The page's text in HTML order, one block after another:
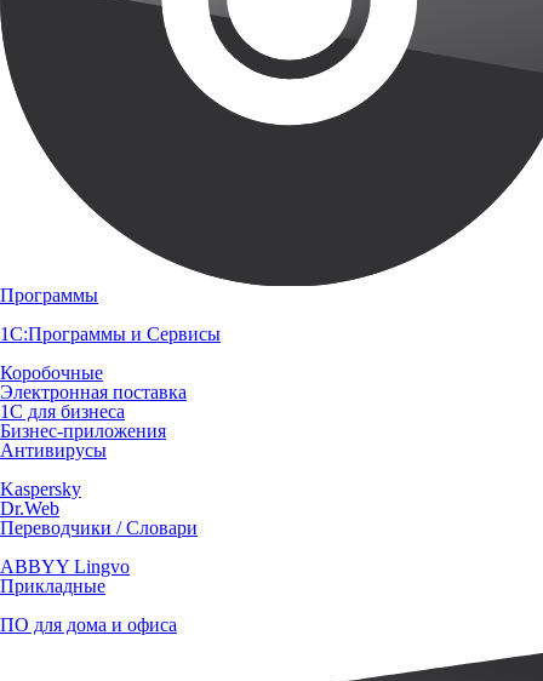
Программы
1С:Программы и Сервисы
Коробочные
Электронная поставка
1С для бизнеса
Бизнес-приложения
Антивирусы
Kaspersky
Dr.Web
Переводчики / Словари
ABBYY Lingvo
Прикладные
ПО для дома и офиса